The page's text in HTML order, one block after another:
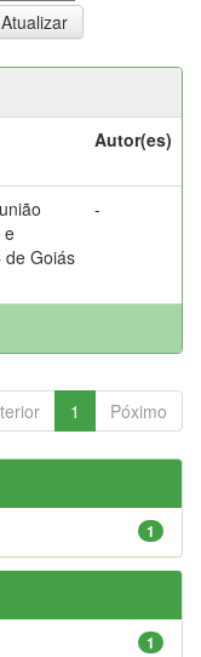
Autor(es)
e
de Goiás
-
1 Póximo
1
1